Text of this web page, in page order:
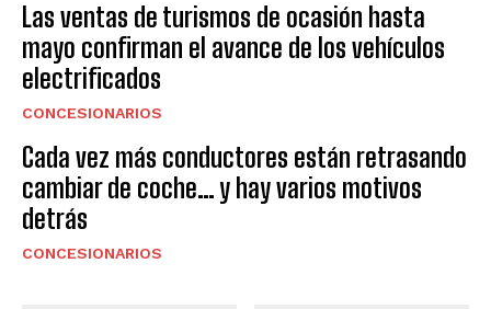
Las ventas de turismos de ocasión hasta
mayo confirman el avance de los vehículos
electrificados
CONCESIONARIOS
Cada vez más conductores están retrasando
cambiar de coche… y hay varios motivos
detrás
CONCESIONARIOS